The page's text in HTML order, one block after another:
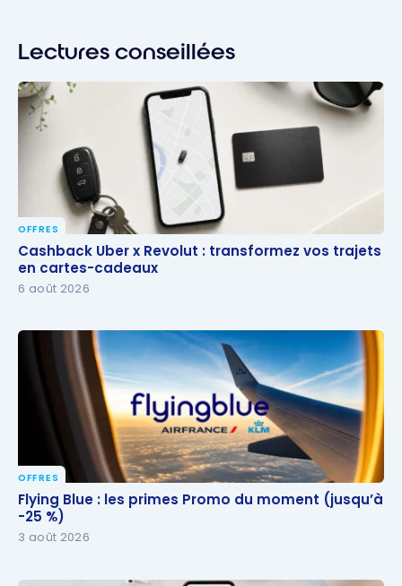
Lectures conseillées
Cashback Uber x Revolut : transformez vos trajets
en cartes-cadeaux
OFFRES
Cashback Uber x Revolut : transformez vos trajets
en cartes-cadeaux
6 août 2026
Flying Blue : les primes Promo du moment (jusqu’à
-25 %)
OFFRES
Flying Blue : les primes Promo du moment (jusqu’à
-25 %)
3 août 2026